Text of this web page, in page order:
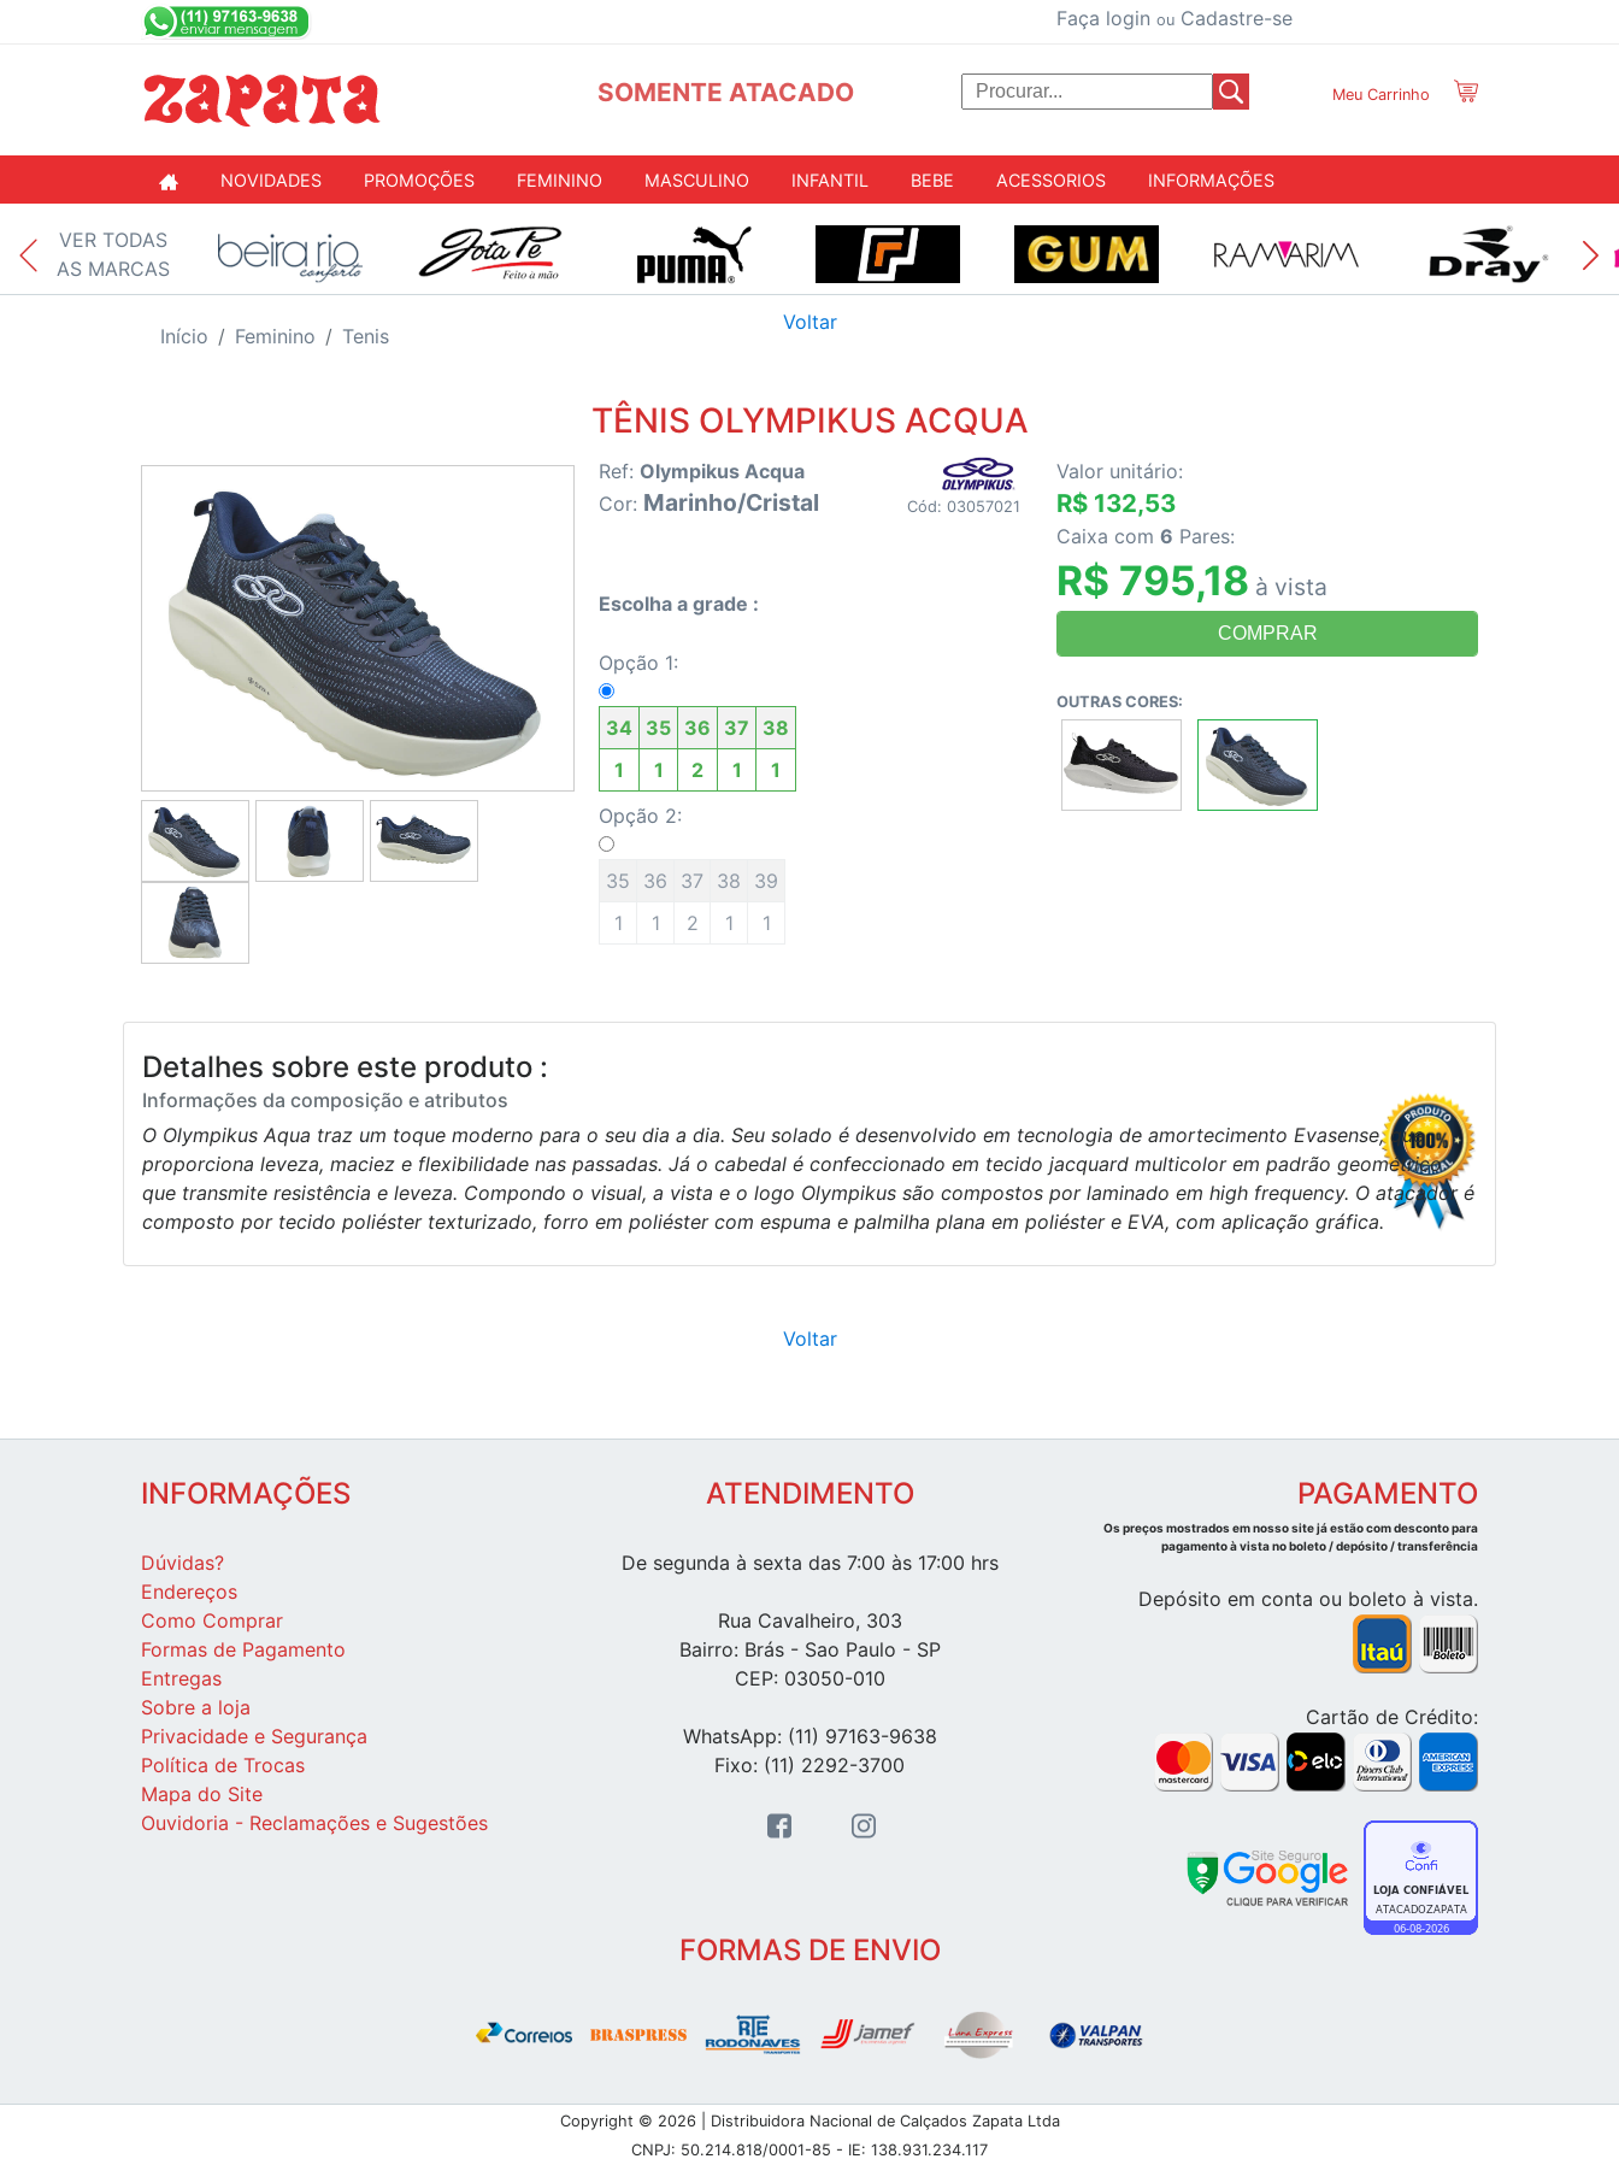
Faça login ou Cadastre-se
SOMENTE ATACADO Meu Carrinho
NOVIDADES PROMOÇÕES FEMININO MASCULINO INFANTIL BEBE ACESSORIOS INFORMAÇÕES
VER TODAS
AS MARCAS
Início Feminino Tenis
Voltar
TÊNIS OLYMPIKUS ACQUA
Ref: Olympikus Acqua
Cor: Marinho/Cristal Cód: 03057021
Escolha a grade :
Opção 1:
34 35 36 37
38
1
1 2 1
1
Opção 2:
35 36 37 38
39
1
1 2 1 1
Valor unitário:
R$ 132,53
Caixa com 6 Pares:
R$ 795,18 à vista
OUTRAS CORES:
Detalhes sobre este produto :
Informações da composição e atributos
O Olympikus Aqua traz um toque moderno para o seu dia a dia. Seu solado é desenvolvido em tecnologia de amortecimento Evasense, que
proporciona leveza, maciez e flexibilidade nas passadas. Já o cabedal é confeccionado em tecido jacquard multicolor em padrão geométrico
que transmite resistência e leveza. Compondo o visual, a vista e o logo Olympikus são compostos por laminado em high frequency. O atacador é
composto por tecido poliéster texturizado, forro em poliéster com espuma e palmilha plana em poliéster e EVA, com aplicação gráfica.
Voltar
INFORMAÇÕES
Dúvidas?
Endereços
Como Comprar
Formas de Pagamento
Entregas
Sobre a loja
Privacidade e Segurança
Política de Trocas
Mapa do Site
Ouvidoria - Reclamações e Sugestões
ATENDIMENTO
De segunda à sexta das 7:00 às 17:00 hrs
Rua Cavalheiro, 303
Bairro: Brás - Sao Paulo - SP
CEP: 03050-010
WhatsApp: (11) 97163-9638
Fixo: (11) 2292-3700
PAGAMENTO
Os preços mostrados em nosso site já estão com desconto para
pagamento à vista no boleto / depósito / transferência
Depósito em conta ou boleto à vista.
Cartão de Crédito:
FORMAS DE ENVIO
Copyright © 2026 | Distribuidora Nacional de Calçados Zapata Ltda
CNPJ: 50.214.818/0001-85 - IE: 138.931.234.117